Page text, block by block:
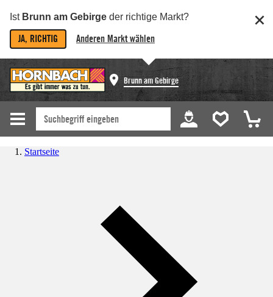
Ist Brunn am Gebirge der richtige Markt?
JA, RICHTIG Anderen Markt wählen
Brunn am Gebirge
Startseite